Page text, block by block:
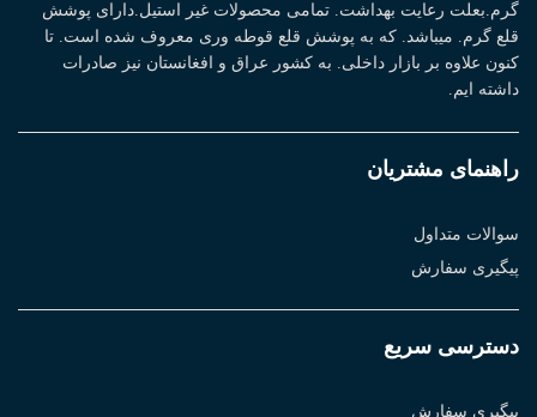
گرم.بعلت رعایت بهداشت. تمامی محصولات غیر استیل.دارای پوشش
قلع گرم. میباشد. که به پوشش قلع قوطه وری معروف شده است. تا
کنون علاوه بر بازار داخلی. به کشور عراق و افغانستان نیز صادرات
داشته ایم.
راهنمای مشتریان
سوالات متداول
پیگیری سفارش
دسترسی سریع
پیگیری سفارش